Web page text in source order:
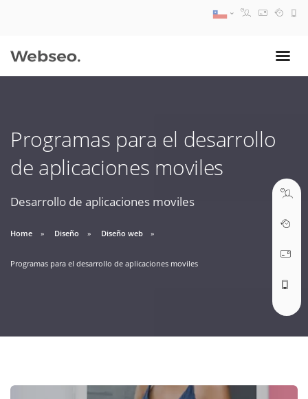
Programas para el desarrollo
de aplicaciones moviles
Desarrollo de aplicaciones moviles
Home Diseño Diseño web
Programas para el desarrollo de aplicaciones moviles
09:30 AM A 18:30 PM
soporte@webseo.cl